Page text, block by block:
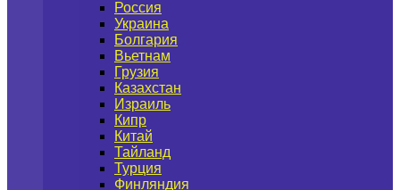
Россия
Украина
Болгария
Вьетнам
Грузия
Казахстан
Израиль
Кипр
Китай
Тайланд
Турция
Финляндия